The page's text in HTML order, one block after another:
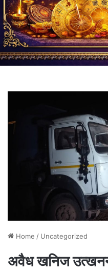
Home / Uncategorized
अवैध खनिज